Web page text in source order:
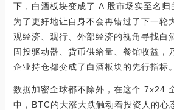
下，白酒板块变成了 A 股市场实至名归
为了更好地让自身不会再错过了下一轮
观经济、观行、外部经济的视角寻找白
固投驱动器、货币供给量、餐馆收益，
企业持仓都变成了白酒板块的先行指标。
数据加密全球都不除外，在这个 7x24
中，BTC的大涨大跌触动着投资人的心